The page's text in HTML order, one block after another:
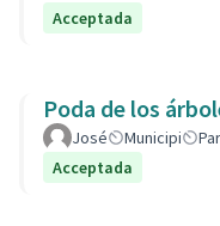
Acceptada
Poda de los
José Municipi
Acceptada